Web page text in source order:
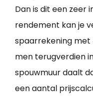
Dan is dit een zeer
rendement kan je
spaarrekening met
men terugverdien
spouwmuur daalt
een aantal